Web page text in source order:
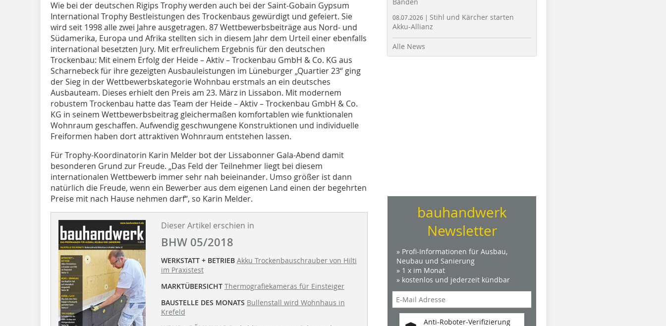
Wie bei der deutschen Rigips Trophy werden auch bei der Saint-Gobain Gypsum
International Trophy Bestleistungen des Trockenbaus gewürdigt und gefeiert. Sie
wird seit 1998 alle zwei Jahre ausgetragen. 87 Wettbewerbsbeiträge aus Nord- und
Südamerika, Europa und Afrika stellten sich in diesem Jahr dem Urteil einer ebenfalls
international besetzten Jury. Mit erfreulichem Ergebnis für den deutschen
Trockenbau: Mit einem Erfolg der Heide – Aktiv – Trockenbau GmbH & Co. KG aus
Scharnebeck für ihre gezeigten Ausbauleistungen im Lüneburger „Quartier 23“ ging
der Sieg in der Wettbewerbskategorie Wohnbau erstmals an ein deutsches
Ausbauteam. Dieses erhielt den Preis am 23. März in Lissabon. Mit modernem
robustem Trockenbau hatte das Team der Heide – Aktiv – Trockenbau GmbH & Co.
KG in seinem Wettbewerbsbeitrag gleichermaßen komfortablen wie funktionalen
Wohnraum geschaffen. Aufwendig geschwungene Konstruktionen und individuelle
Freiformen haben dort attraktiven Wohnraum entstehen lassen.
Für Trophy-Koordinatorin Karin Melder bot der Lissabonner Gala-Abend damit
besonderen Grund zur Freude. „Das Feld der Teilnehmer liegt bei diesem
internationalen Wettbewerb immer sehr nah beieinander. Umso größer ist dann
natürlich die Freude, wenn ein Bewerber aus dem eigenen Land einen der begehrten
Preise mit nach Hause nehmen darf“, so Karin Melder.
Dieser Artikel erschien in
BHW 05/2018
WERKSTATT + BETRIEB Akku Trockenbauschrauber von Hilti
im Praxistest
MARKTÜBERSICHT Thermografiekameras für Einsteiger
BAUSTELLE DES MONATS Bullenstall wird Wohnhaus in
Krefeld
08.07.2026 | Stihl und Kärcher starten
Akku-Allianz
Alle News
bauhandwerk
Newsletter
» Profi-Informationen für Ausbau,
Neubau und Sanierung
» 1 x im Monat
» kostenlos und jederzeit kündbar
Anti-Roboter-Verifizierung